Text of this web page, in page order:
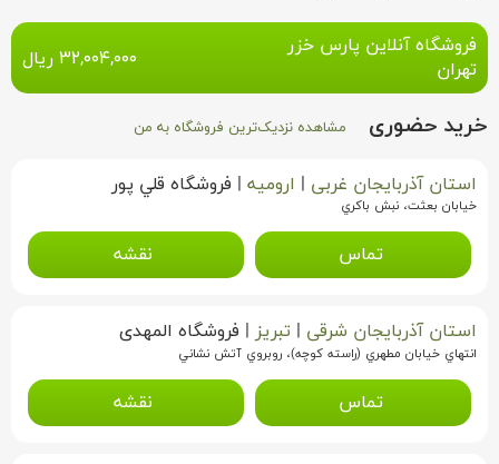
فروشگاه آنلاین پارس خزر
تهران
۳۲,۰۰۴,۰۰۰ ریال
خرید حضوری مشاهده نزدیک‌ترین فروشگاه به من
استان آذربایجان غربی | ارومیه | فروشگاه قلي پور
خيابان بعثت، نبش باكري
تماس نقشه
استان آذربایجان شرقی | تبریز | فروشگاه المهدی
انتهاي خيابان مطهري (راسته كوچه)، روبروي آتش نشاني
تماس نقشه